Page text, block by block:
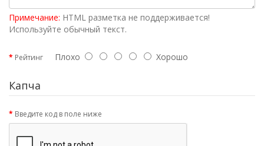
Примечание: HTML разметка не поддерживается!
Используйте обычный текст.
Рейтинг Плохо Хорошо
Капча
Введите код в поле ниже